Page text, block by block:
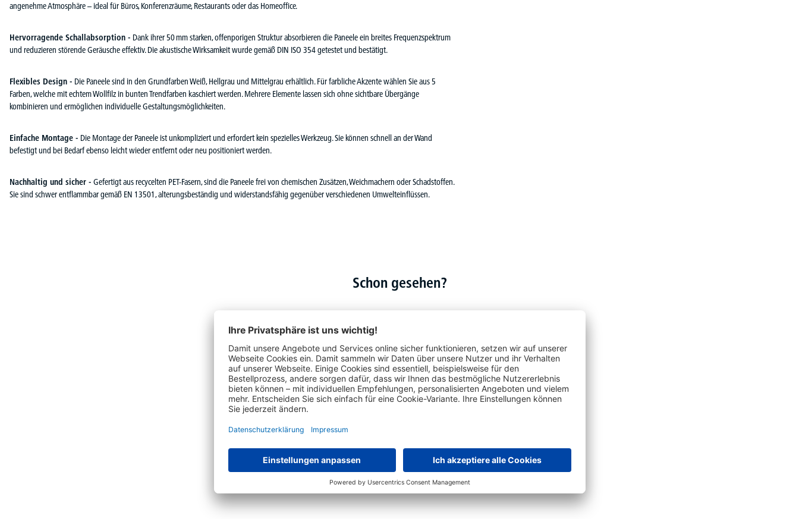
angenehme Atmosphäre – ideal für Büros, Konferenzräume, Restaurants oder das Homeoffice.
Hervorragende Schallabsorption - Dank ihrer 50 mm starken, offenporigen Struktur absorbieren die Paneele ein breites Frequenzspektrum
und reduzieren störende Geräusche effektiv. Die akustische Wirksamkeit wurde gemäß DIN ISO 354 getestet und bestätigt.
Flexibles Design - Die Paneele sind in den Grundfarben Weiß, Hellgrau und Mittelgrau erhältlich. Für farbliche Akzente wählen Sie aus 5
Farben, welche mit echtem Wollfilz in bunten Trendfarben kaschiert werden. Mehrere Elemente lassen sich ohne sichtbare Übergänge
kombinieren und ermöglichen individuelle Gestaltungsmöglichkeiten.
Einfache Montage - Die Montage der Paneele ist unkompliziert und erfordert kein spezielles Werkzeug. Sie können schnell an der Wand
befestigt und bei Bedarf ebenso leicht wieder entfernt oder neu positioniert werden.
Nachhaltig und sicher - Gefertigt aus recycelten PET-Fasern, sind die Paneele frei von chemischen Zusätzen, Weichmachern oder Schadstoffen.
Sie sind schwer entflammbar gemäß EN 13501, alterungsbeständig und widerstandsfähig gegenüber verschiedenen Umwelteinflüssen.
Schon gesehen?
Akustik-Tischtrennwände STRAIGHT inkl. Standfüße